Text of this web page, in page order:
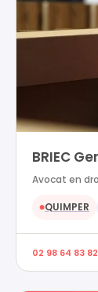
BRIEC
Avocat en
●QUIMPER
02 98 64 83 82